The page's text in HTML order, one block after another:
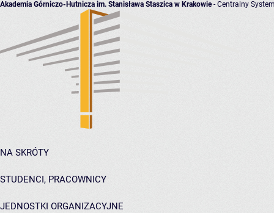
Akademia Górniczo-Hutnicza im. Stanisława Staszica w Krakowie- Centralny
NA SKRÓTY
STUDENCI, PRACOWNICY
JEDNOSTKI ORGANIZACYJNE